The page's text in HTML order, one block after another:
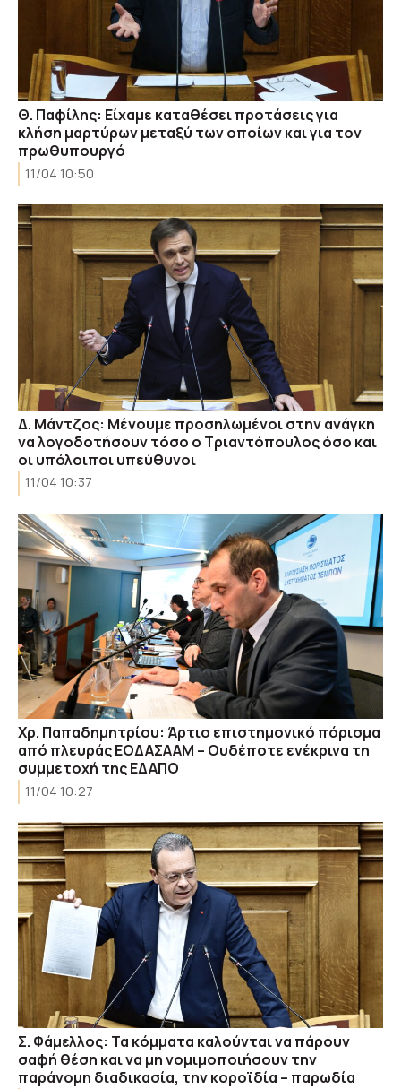
Θ. Παφίλης: Είχαμε καταθέσει προτάσεις για
κλήση μαρτύρων μεταξύ των οποίων και για τον
πρωθυπουργό
11/04 10:50
Δ. Μάντζος: Μένουμε προσηλωμένοι στην ανάγκη
να λογοδοτήσουν τόσο ο Τριαντόπουλος όσο και
οι υπόλοιποι υπεύθυνοι
11/04 10:37
Χρ. Παπαδημητρίου: Άρτιο επιστημονικό πόρισμα
από πλευράς ΕΟΔΑΣΑΑΜ – Ουδέποτε ενέκρινα τη
συμμετοχή της ΕΔΑΠΟ
11/04 10:27
Σ. Φάμελλος: Τα κόμματα καλούνται να πάρουν
σαφή θέση και να μη νομιμοποιήσουν την
παράνομη διαδικασία, την κοροϊδία – παρωδία